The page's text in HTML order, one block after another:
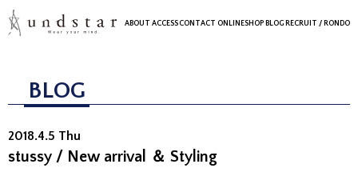
ABOUT ACCESSCONTACT ONLINESHOP BLOG RECRUIT / RONDO
BLOG
2018.4.5 Thu
stussy / New arrival ＆ Styling